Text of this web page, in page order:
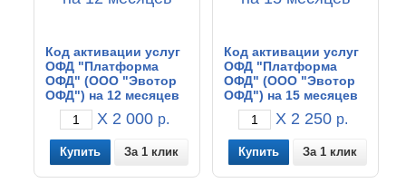
Код активации услуг
ОФД "Платформа
ОФД" (ООО "Эвотор
ОФД") на 12 месяцев
X 2 000 р.
За 1 клик
Код активации услуг
ОФД "Платформа
ОФД" (ООО "Эвотор
ОФД") на 15 месяцев
X 2 250 р.
За 1 клик